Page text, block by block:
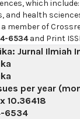
which
and health
member of
6534and Print
Jurnal Ilmiah
per year
10.36418
6534